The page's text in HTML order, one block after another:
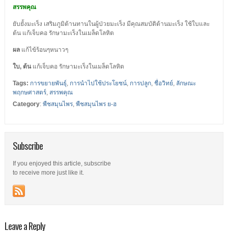
สรรพคุณ
ยับยั้งมะเร็ง เสริมภูมิต้านทานในผู้ป่วยมะเร็ง มีคุณสมบัติต้านมะเร็ง ใช้ใบและ
ต้น แก้เจ็บคอ รักษามะเร็งในเมล็ดโลหิต
ผลแก้ไข้ร้อนๆหนาวๆ
ใบ, ต้นแก้เจ็บคอ รักษามะเร็งในเมล็ดโลหิต
Tags: การขยายพันธุ์, การนำไปใช้ประโยชน์, การปลูก, ชื่อวิทย์ ลักษณะ
พฤกษศาสตร์, สรรพคุณ
Category: พืชสมุนไพร, พืชสมุนไพร ย-ฮ
Subscribe
If you enjoyed this article, subscribe
to receive more just like it.
Leave a Reply